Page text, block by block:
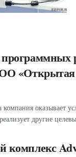
компания оказывает
другие